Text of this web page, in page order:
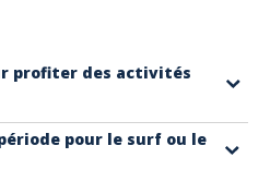
profiter des activités
en bateau ou en kayak
Pour les activités plus
pour le surf ou le